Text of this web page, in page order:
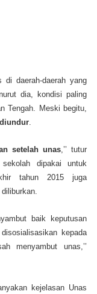
di daerah-daerah yang
dia, kondisi paling
Tengah. Meski begitu,
setelah unas ,’’ tutur
dipakai untuk
tahun 2015 juga
baik keputusan
kepada
menyambut unas,’’
kejelasan Unas